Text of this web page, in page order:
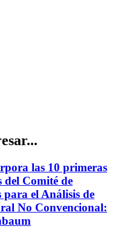
las 10 primeras
del Comité de
para el Análisis de
No Convencional: